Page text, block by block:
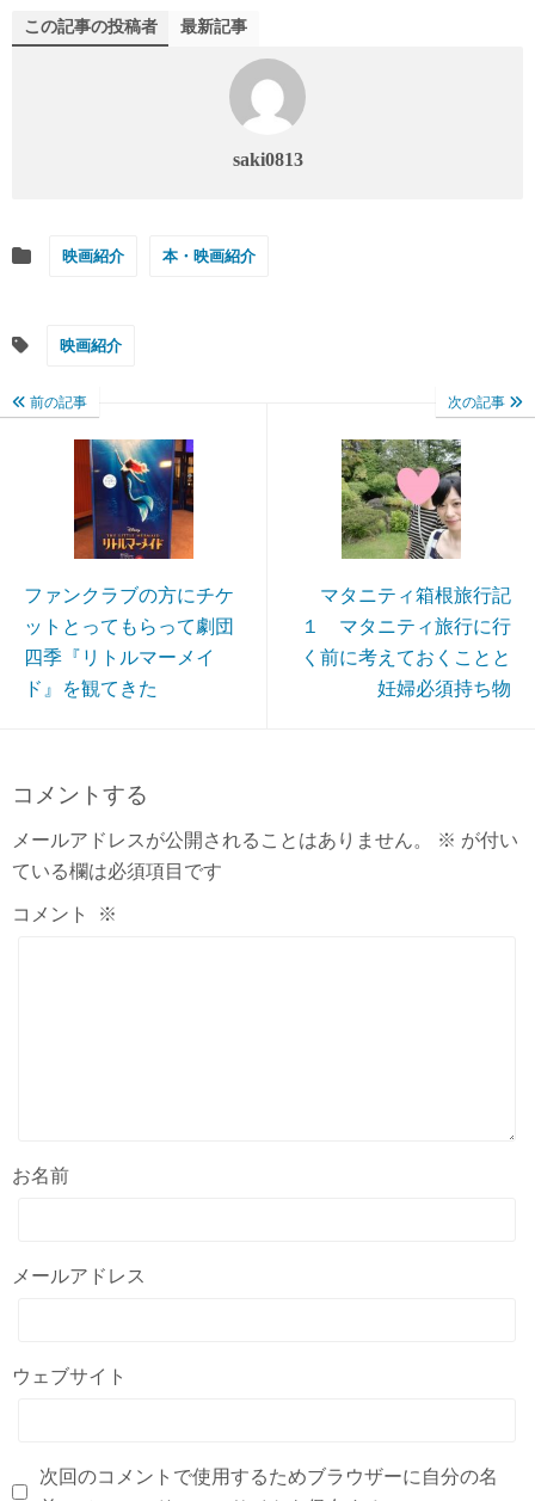
この記事の投稿者 最新記事
saki0813
映画紹介 本・映画紹介
映画紹介
前の記事
ファンクラブの方にチケ
ットとってもらって劇団
四季『リトルマーメイ
ド』を観てきた
次の記事
マタニティ箱根旅行記
１ マタニティ旅行に行
く前に考えておくことと
妊婦必須持ち物
コメントする
メールアドレスが公開されることはありません。 ※ が付い
ている欄は必須項目です
コメント ※
お名前
メールアドレス
ウェブサイト
次回のコメントで使用するためブラウザーに自分の名